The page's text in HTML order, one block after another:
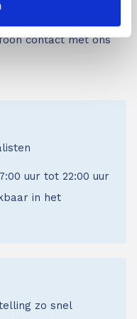
contact met ons
uur tot 22:00 uur
in het
zo snel